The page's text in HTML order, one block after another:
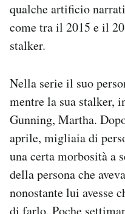
qualche artificio
come tra il 2015 e il
stalker.
Nella serie il suo
mentre la sua stalker,
Gunning, Martha.
aprile, migliaia di
una certa morbosità a
della persona che
nonostante lui avesse